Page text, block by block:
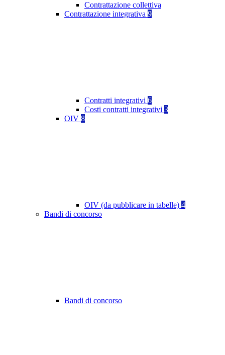
Contrattazione collettiva
Contrattazione integrativa 9
Contratti integrativi 6
Costi contratti integrativi 3
OIV 8
OIV (da pubblicare in tabelle) 4
Bandi di concorso
Bandi di concorso